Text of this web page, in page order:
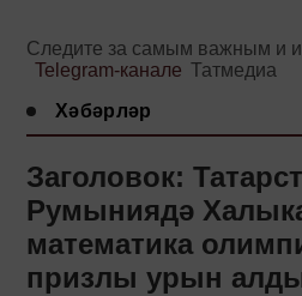
Следите за самым важным и
Telegram-канале Татмедиа
Хәбәрләр
Заголовок:
Румыниядә
математика
призлы урын